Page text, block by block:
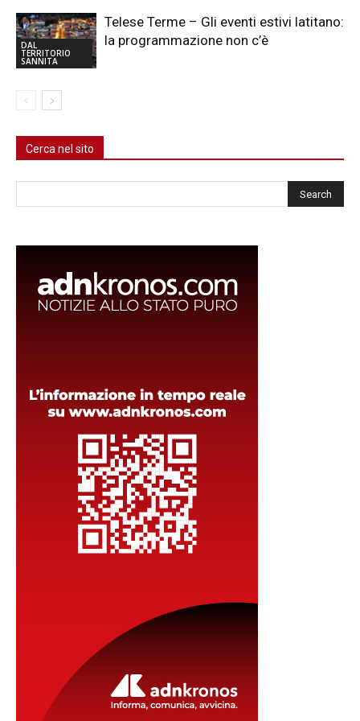
DAL
TERRITORIO
SANNITA
Telese Terme – Gli eventi estivi latitano:
la programmazione non c’è
Cerca nel sito